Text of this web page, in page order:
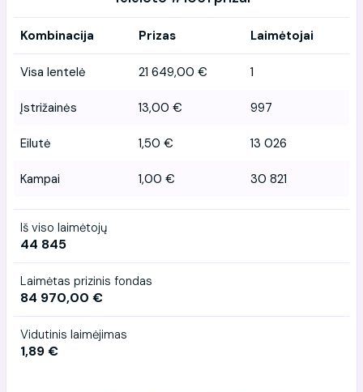
Kombinacija Prizas Laimėtojai
Visa lentelė 21 649,00 € 1
Įstrižainės 13,00 € 997
Eilutė 1,50 € 13 026
Kampai 1,00 € 30 821
Iš viso laimėtojų
44 845
Laimėtas prizinis fondas
84 970,00 €
Vidutinis laimėjimas
1,89 €